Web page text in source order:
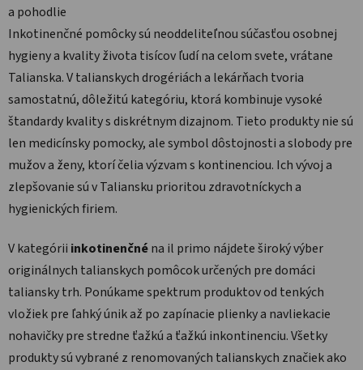
a pohodlie
Inkotinenčné pomôcky sú neoddeliteľnou súčasťou osobnej
hygieny a kvality života tisícov ľudí na celom svete, vrátane
Talianska. V talianskych drogériách a lekárňach tvoria
samostatnú, dôležitú kategóriu, ktorá kombinuje vysoké
štandardy kvality s diskrétnym dizajnom. Tieto produkty nie sú
len medicínsky pomocky, ale symbol dôstojnosti a slobody pre
mužov a ženy, ktorí čelia výzvam s kontinenciou. Ich vývoj a
zlepšovanie sú v Taliansku prioritou zdravotníckych a
hygienických firiem.
V kategórii inkotinenčnéna il primo nájdete široký výber
originálnych talianskych pomôcok určených pre domáci
taliansky trh. Ponúkame spektrum produktov od tenkých
vložiek pre ľahký únik až po zapínacie plienky a navliekacie
nohavičky pre stredne ťažkú a ťažkú inkontinenciu. Všetky
produkty sú vybrané z renomovaných talianskych značiek ako